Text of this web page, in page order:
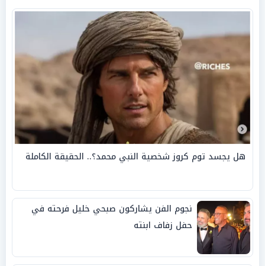
هل يجسد توم كروز شخصية النبي محمد؟.. الحقيقة الكاملة
نجوم الفن يشاركون صبحي خليل فرحته في
حفل زفاف ابنته